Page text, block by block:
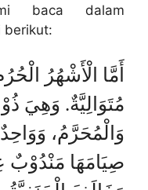
baca dalam
berikut:
أَمَّا الْأَشْهُرُ
مُتَوَالِيَّةٌ. وَهِيَ
وَالْمُحَرَّمُ،
صِيَامَهَا مَنْدُوْبٌ